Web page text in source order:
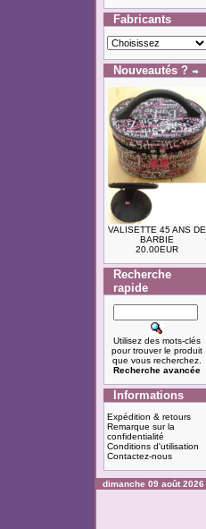
Fabricants
Nouveautés ?
VALISETTE 45 ANS DE
BARBIE
20.00EUR
Recherche
rapide
Utilisez des mots-clés
pour trouver le produit
que vous recherchez.
Recherche avancée
Informations
Expédition & retours
Remarque sur la
confidentialité
Conditions d'utilisation
Contactez-nous
dimanche 09 août 2026